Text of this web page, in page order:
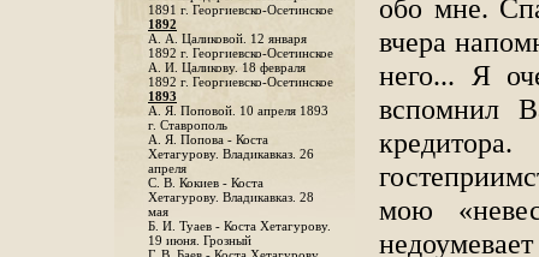
1891 г. Георгиевско-Осетинское
1892
А. А. Цаликовой. 12 января
1892 г. Георгиевско-Осетинское
А. И. Цаликову. 18 февраля
1892 г. Георгиевско-Осетинское
1893
А. Я. Поповой. 10 апреля 1893
г. Ставрополь
A. Я. Попова - Коста
Хетагурову. Владикавказ. 26
апреля
С. В. Кокиев - Коста
Хетагурову. Владикавказ. 28
мая
Б. И. Туаев - Коста Хетагурову.
19 июня. Грозный
обо мне.
вчера
него... Я
вспомнил
мою